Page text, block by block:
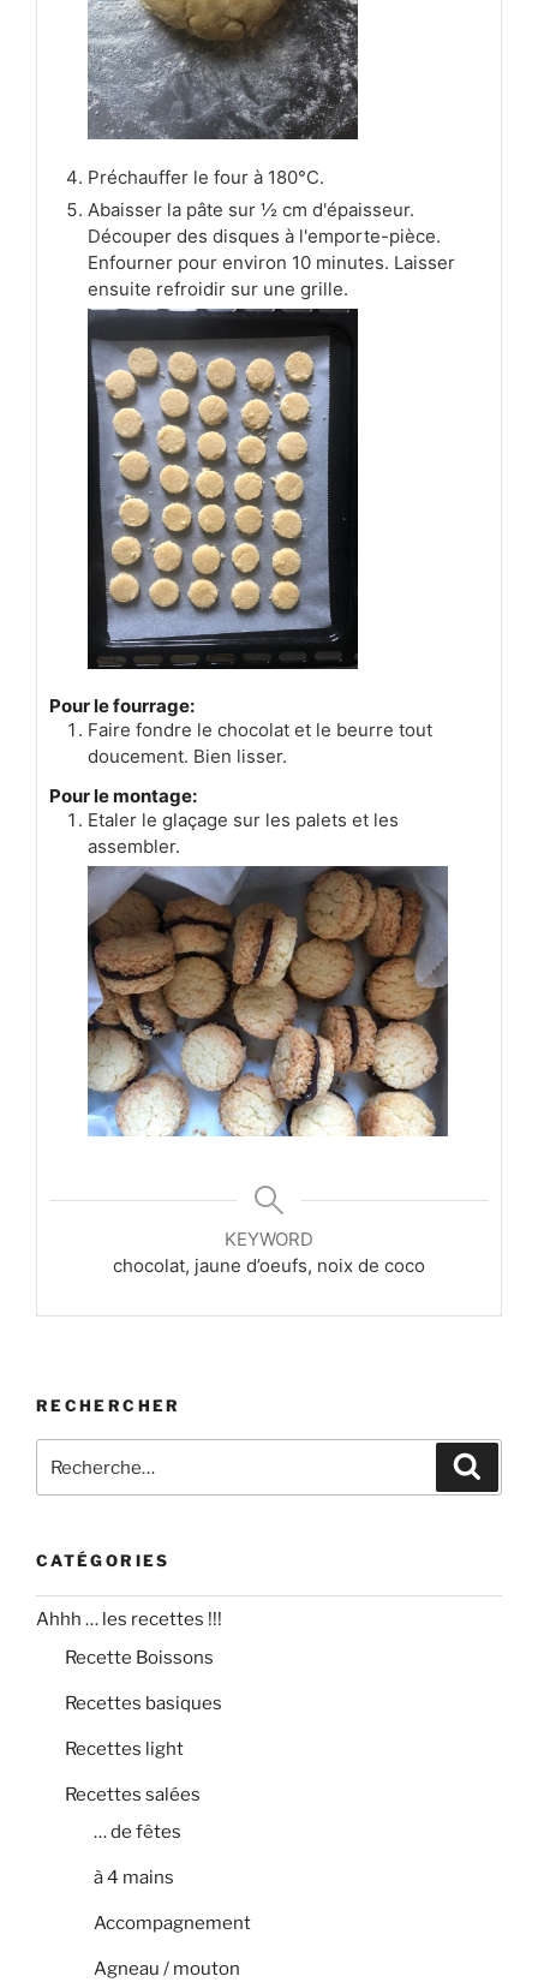
Préchauffer le four à 180°C.
Abaisser la pâte sur ½ cm d'épaisseur.
Découper des disques à l'emporte-pièce.
Enfourner pour environ 10 minutes. Laisser
ensuite refroidir sur une grille.
Pour le fourrage:
Faire fondre le chocolat et le beurre tout
doucement. Bien lisser.
Pour le montage:
Etaler le glaçage sur les palets et les
assembler.
KEYWORD
chocolat, jaune d’oeufs, noix de coco
RECHERCHER
pour
CATÉGORIES
Ahhh … les recettes !!!
Recette Boissons
Recettes basiques
Recettes light
Recettes salées
… de fêtes
à 4 mains
Accompagnement
Agneau / mouton